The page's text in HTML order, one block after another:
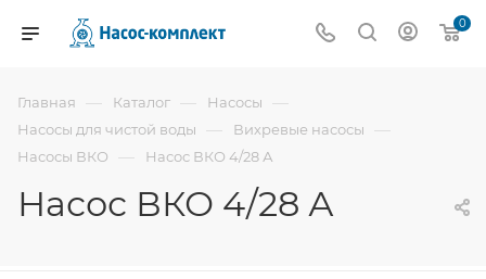
0
Главная — Каталог — Насосы —
Насосы для чистой воды — Вихревые насосы —
Насосы ВКО — Насос ВКО 4/28 А
Насос ВКО 4/28 А